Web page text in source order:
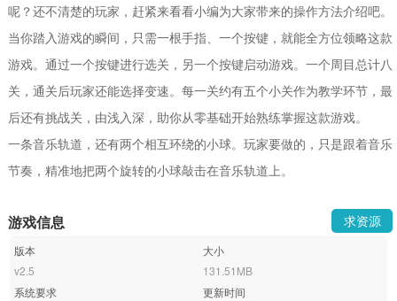
呢？还不清楚的玩家，赶紧来看看小编为大家带来的操作方法介绍吧。
当你踏入游戏的瞬间，只需一根手指、一个按键，就能全方位领略这款
游戏。通过一个按键进行选关，另一个按键启动游戏。一个周目总计八
关，通关后玩家还能选择变速。每一关约有五个小关作为教学环节，最
后还有挑战关，由浅入深，助你从零基础开始熟练掌握这款游戏。
一条音乐轨道，还有两个相互环绕的小球。玩家要做的，只是跟着音乐
节奏，精准地把两个旋转的小球敲击在音乐轨道上。
游戏信息 求资源
版本
v2.5
大小
131.51MB
系统要求
更新时间